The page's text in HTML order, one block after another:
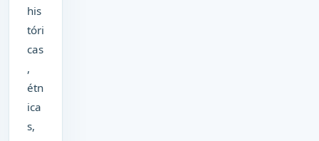
his
tóri
cas
,
étn
ica
s,